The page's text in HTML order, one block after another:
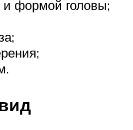
формой головы;